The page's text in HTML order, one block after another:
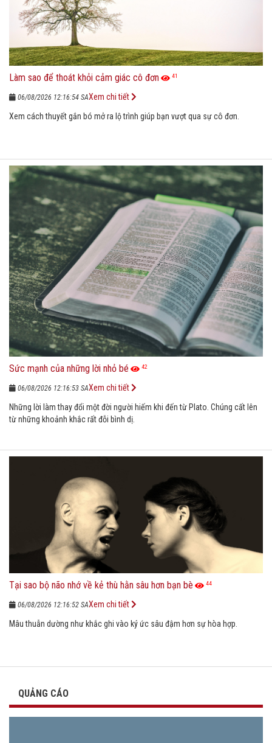
Làm sao để thoát khỏi cảm giác cô đơn 41
06/08/2026 12:16:54 SA
Xem cách thuyết gắn bó mở ra lộ trình giúp bạn vượt qua sự cô đơn.
Xem chi tiết
Sức mạnh của những lời nhỏ bé 42
06/08/2026 12:16:53 SA
Những lời làm thay đổi một đời người hiếm khi đến từ Plato. Chúng cất lên
từ những khoảnh khắc rất đỗi bình dị.
Xem chi tiết
Tại sao bộ não nhớ về kẻ thù hằn sâu hơn bạn bè 44
06/08/2026 12:16:52 SA
Mâu thuẫn dường như khắc ghi vào ký ức sâu đậm hơn sự hòa hợp.
Xem chi tiết
QUẢNG CÁO